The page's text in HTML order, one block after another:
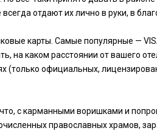
отдают их лично в руки, в
карты. Самые популярные —
на каком расстоянии от вашего
официальных,
с карманными воришками и
православных храмов,